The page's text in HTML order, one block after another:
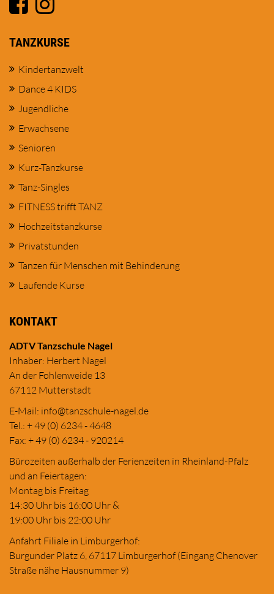
TANZKURSE
Kindertanzwelt
Dance 4 KIDS
Jugendliche
Erwachsene
Senioren
Kurz-Tanzkurse
Tanz-Singles
FITNESS trifft TANZ
Hochzeitstanzkurse
Privatstunden
Tanzen für Menschen mit Behinderung
Laufende Kurse
KONTAKT
ADTV Tanzschule Nagel
Inhaber: Herbert Nagel
An der Fohlenweide 13
67112 Mutterstadt
E-Mail: info@tanzschule-nagel.de
Tel.: + 49 (0) 6234 - 4648
Fax: + 49 (0) 6234 - 920214
Bürozeiten außerhalb der Ferienzeiten in Rheinland-Pfalz
und an Feiertagen:
Montag bis Freitag
14:30 Uhr bis 16:00 Uhr &
19:00 Uhr bis 22:00 Uhr
Anfahrt Filiale in Limburgerhof:
Burgunder Platz 6, 67117 Limburgerhof (Eingang Chenover
Straße nähe Hausnummer 9)